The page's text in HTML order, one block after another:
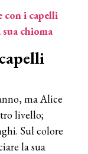
con i capelli
chioma
ma Alice
livello;
Sul colore
la sua